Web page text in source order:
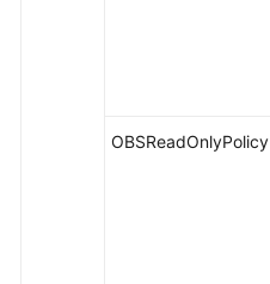
OBSReadOnlyPolicy